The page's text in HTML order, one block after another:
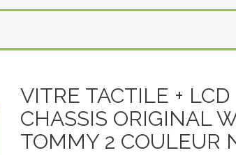
VITRE TACTILE + LCD
CHASSIS ORIGINAL
TOMMY 2 COULEUR